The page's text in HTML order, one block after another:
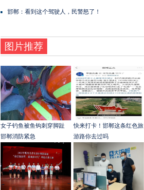
邯郸：看到这个驾驶人，民警怒了！
图片推荐
女子钓鱼被鱼钩刺穿脚趾
邯郸消防紧急
快来打卡！邯郸这条红色旅
游路你去过吗